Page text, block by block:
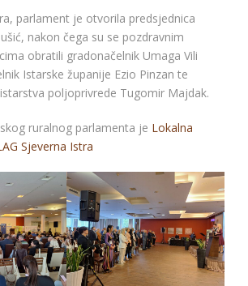
parlament je otvorila predsjednica
nakon čega su se pozdravnim
obratili gradonačelnik Umaga Vili
Istarske županije Ezio Pinzan te
poljoprivrede Tugomir Majdak.
ruralnog parlamenta je Lokalna
Sjeverna Istra